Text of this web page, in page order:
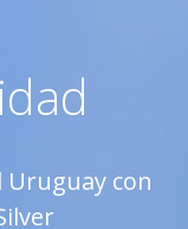
Uruguay con